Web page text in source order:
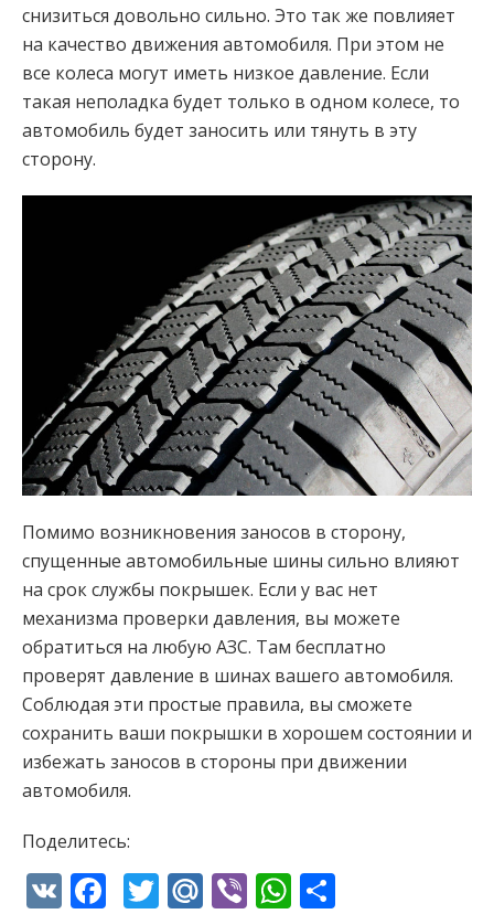
снизиться довольно сильно. Это так же повлияет
на качество движения автомобиля. При этом не
все колеса могут иметь низкое давление. Если
такая неполадка будет только в одном колесе, то
автомобиль будет заносить или тянуть в эту
сторону.
Помимо возникновения заносов в сторону,
спущенные автомобильные шины сильно влияют
на срок службы покрышек. Если у вас нет
механизма проверки давления, вы можете
обратиться на любую АЗС. Там бесплатно
проверят давление в шинах вашего автомобиля.
Соблюдая эти простые правила, вы сможете
сохранить ваши покрышки в хорошем состоянии и
избежать заносов в стороны при движении
автомобиля.
Поделитесь:
VK Facebook
Twitter
Mail.Ru
ViberWhatsApp